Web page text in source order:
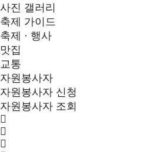
사진 갤러리
축제 가이드
축제 · 행사
맛집
교통
자원봉사자
자원봉사자 신청
자원봉사자 조회